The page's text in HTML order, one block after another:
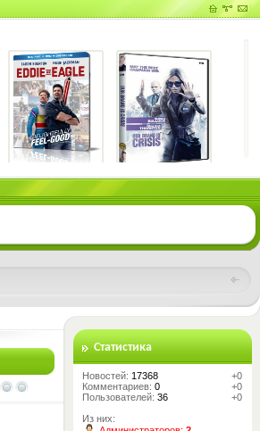
Статистика
+0
Новостей: 17368
+0
Комментариев: 0
+0
Пользователей: 36
Из них: